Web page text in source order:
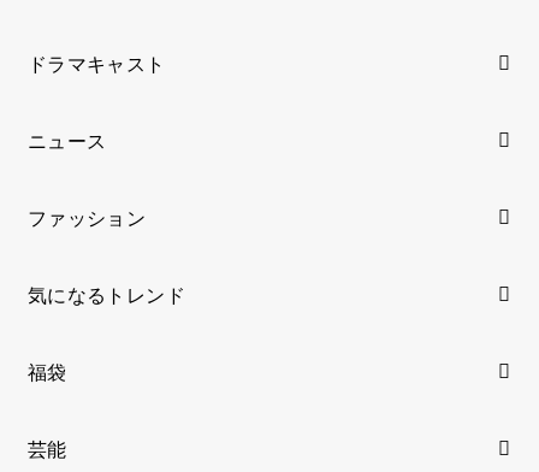
ドラマキャスト
ニュース
ファッション
気になるトレンド
福袋
芸能